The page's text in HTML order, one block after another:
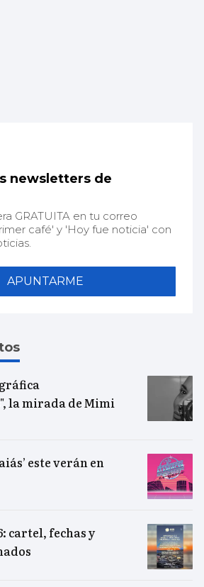
newsletters de
GRATUITA en tu correo
café' y 'Hoy fue noticia' con
APUNTARME
la mirada de Mimi
este verán en
cartel, fechas y